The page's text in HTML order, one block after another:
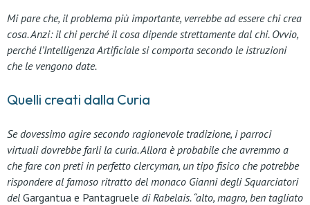
Mi pare che, il problema più importante, verrebbe ad essere chi crea
cosa. Anzi: il chi perché il cosa dipende strettamente dal chi. Ovvio,
perché l’Intelligenza Artificiale si comporta secondo le istruzioni
che le vengono date.
Quelli creati dalla Curia
Se dovessimo agire secondo ragionevole tradizione, i parroci
virtuali dovrebbe farli la curia. Allora è probabile che avremmo a
che fare con preti in perfetto clercyman, un tipo fisico che potrebbe
rispondere al famoso ritratto del monaco Gianni degli Squarciatori
del Gargantua e Pantagruele di Rabelais. “alto, magro, ben tagliato